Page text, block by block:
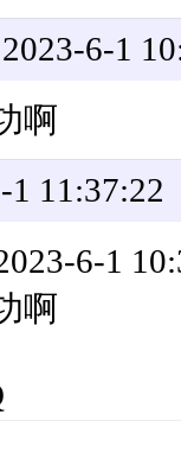
6-1
啊
11:37:22
6-1
啊